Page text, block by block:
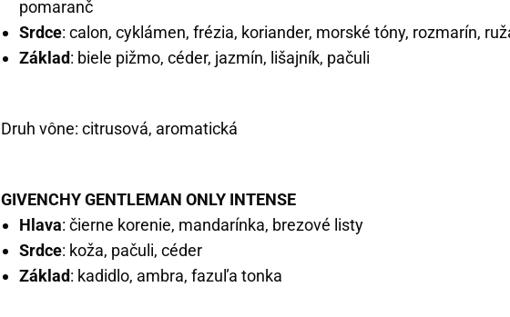
pomaranč
Srdce: calon, cyklámen, frézia, koriander, morské tóny, rozmarín,
Základ: biele pižmo, céder, jazmín, lišajník, pačuli
Druh vône: citrusová, aromatická
GIVENCHY GENTLEMAN ONLY INTENSE
Hlava: čierne korenie, mandarínka, brezové listy
Srdce: koža, pačuli, céder
Základ: kadidlo, ambra, fazuľa tonka